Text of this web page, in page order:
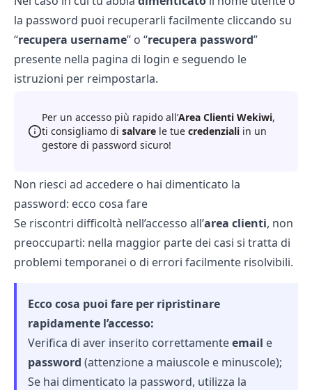
la password puoi recuperarli facilmente cliccando su
“recupera username” o “recupera password”
presente nella pagina di login e seguendo le
istruzioni per reimpostarla.
Per un accesso più rapido all’Area Clienti Wekiwi,
ti consigliamo di salvare le tue credenziali in un
gestore di password sicuro!
Non riesci ad accedere o hai dimenticato la
password: ecco cosa fare
Se riscontri difficoltà nell’accesso all’area clienti, non
preoccuparti: nella maggior parte dei casi si tratta di
problemi temporanei o di errori facilmente risolvibili.
Ecco cosa puoi fare per ripristinare
rapidamente l’accesso:
Verifica di aver inserito correttamenteemail e
password (attenzione a maiuscole e minuscole);
Se hai dimenticato la password, utilizza la